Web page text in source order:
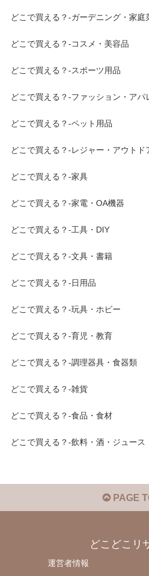
どこで買える？-ガーデニング・家庭
どこで買える？-コスメ・美容品
どこで買える？-スポーツ用品
どこで買える？-ファッション・アパ
どこで買える？-ペット用品
どこで買える？-レジャー・アウトド
どこで買える？-家具
どこで買える？-家電・OA機器
どこで買える？-工具・DIY
どこで買える？-文具・書籍
どこで買える？-日用品
どこで買える？-玩具・ホビー
どこで買える？-育児・教育
どこで買える？-調理器具・食器類
どこで買える？-雑貨
どこで買える？-食品・食材
どこで買える？-飲料・酒・ジュース
PAGE
どこどこリ
運営者情報